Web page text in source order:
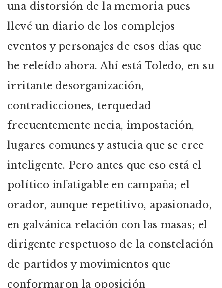
una distorsión de la memoria pues
llevé un diario de los complejos
eventos y personajes de esos días que
he releído ahora. Ahí está Toledo, en su
irritante desorganización,
contradicciones, terquedad
frecuentemente necia, impostación,
lugares comunes y astucia que se cree
inteligente. Pero antes que eso está el
político infatigable en campaña; el
orador, aunque repetitivo, apasionado,
en galvánica relación con las masas; el
dirigente respetuoso de la constelación
de partidos y movimientos que
conformaron la oposición